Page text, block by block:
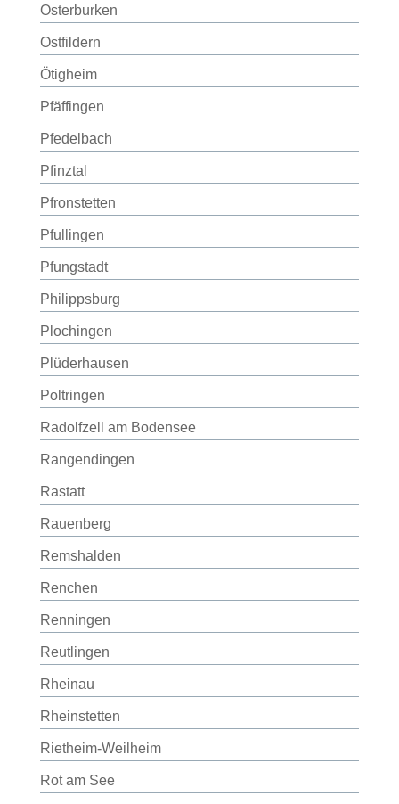
Osterburken
Ostfildern
Ötigheim
Pfäffingen
Pfedelbach
Pfinztal
Pfronstetten
Pfullingen
Pfungstadt
Philippsburg
Plochingen
Plüderhausen
Poltringen
Radolfzell am Bodensee
Rangendingen
Rastatt
Rauenberg
Remshalden
Renchen
Renningen
Reutlingen
Rheinau
Rheinstetten
Rietheim-Weilheim
Rot am See